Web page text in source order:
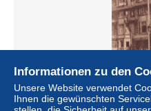
BELGIQUE(LA
Informationen zu den
Unsere Website verwendet
Ihnen die gewünschten